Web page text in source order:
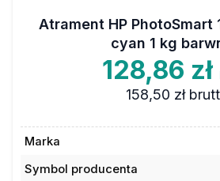
Atrament HP PhotoSmart
cyan 1 kg
128,86 zł
158,50 zł
Marka
Symbol producenta